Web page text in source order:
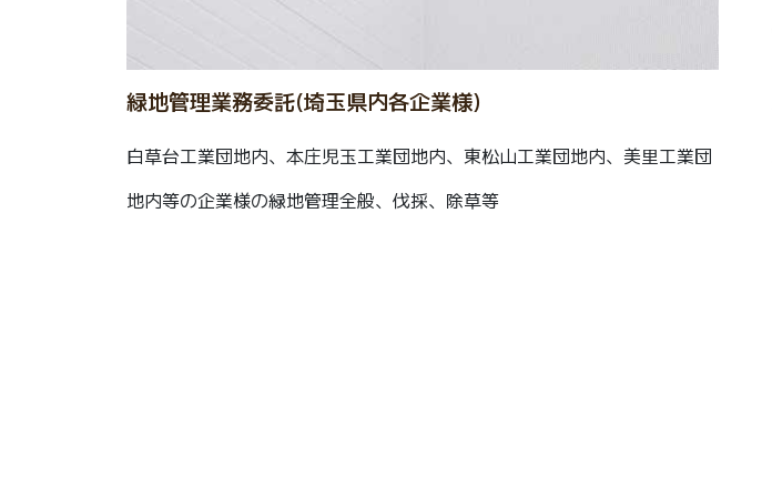
緑地管理業務委託(埼玉県内各企業様)
白草台工業団地内、本庄児玉工業団地内、東松山工業団地内、美里工業団
地内等の企業様の緑地管理全般、伐採、除草等